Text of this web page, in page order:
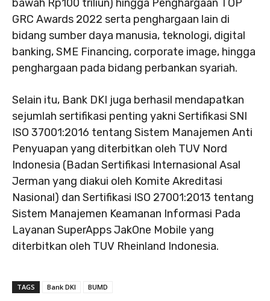
bawah Rp100 triliun) hingga Penghargaan TOP
GRC Awards 2022 serta penghargaan lain di
bidang sumber daya manusia, teknologi, digital
banking, SME Financing, corporate image, hingga
penghargaan pada bidang perbankan syariah.
Selain itu, Bank DKI juga berhasil mendapatkan
sejumlah sertifikasi penting yakni Sertifikasi SNI
ISO 37001:2016 tentang Sistem Manajemen Anti
Penyuapan yang diterbitkan oleh TUV Nord
Indonesia (Badan Sertifikasi Internasional Asal
Jerman yang diakui oleh Komite Akreditasi
Nasional) dan Sertifikasi ISO 27001:2013 tentang
Sistem Manajemen Keamanan Informasi Pada
Layanan SuperApps JakOne Mobile yang
diterbitkan oleh TUV Rheinland Indonesia.
TAGS Bank DKI BUMD